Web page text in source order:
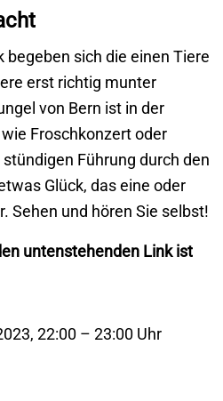
sich die einen Tiere
erst richtig munter
von Bern ist in der
Froschkonzert oder
Führung durch den
Glück, das eine oder
Sehen und hören Sie selbst!
untenstehenden Link ist
22:00 – 23:00 Uhr